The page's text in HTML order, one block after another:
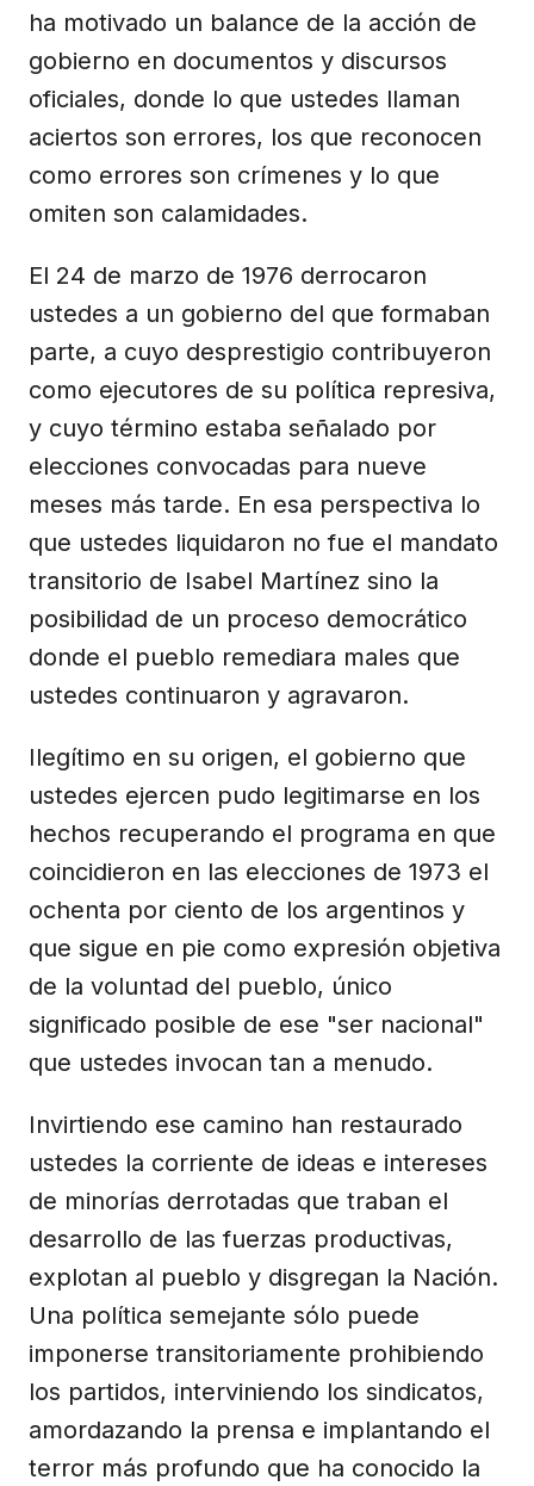
ha motivado un balance de la acción de
gobierno en documentos y discursos
oficiales, donde lo que ustedes llaman
aciertos son errores, los que reconocen
como errores son crímenes y lo que
omiten son calamidades.
El 24 de marzo de 1976 derrocaron
ustedes a un gobierno del que formaban
parte, a cuyo desprestigio contribuyeron
como ejecutores de su política represiva,
y cuyo término estaba señalado por
elecciones convocadas para nueve
meses más tarde. En esa perspectiva lo
que ustedes liquidaron no fue el mandato
transitorio de Isabel Martínez sino la
posibilidad de un proceso democrático
donde el pueblo remediara males que
ustedes continuaron y agravaron.
Ilegítimo en su origen, el gobierno que
ustedes ejercen pudo legitimarse en los
hechos recuperando el programa en que
coincidieron en las elecciones de 1973 el
ochenta por ciento de los argentinos y
que sigue en pie como expresión objetiva
de la voluntad del pueblo, único
significado posible de ese "ser nacional"
que ustedes invocan tan a menudo.
Invirtiendo ese camino han restaurado
ustedes la corriente de ideas e intereses
de minorías derrotadas que traban el
desarrollo de las fuerzas productivas,
explotan al pueblo y disgregan la Nación.
Una política semejante sólo puede
imponerse transitoriamente prohibiendo
los partidos, interviniendo los sindicatos,
amordazando la prensa e implantando el
terror más profundo que ha conocido la